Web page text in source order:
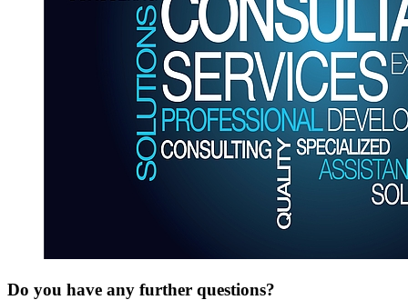
Do you have any further questions?